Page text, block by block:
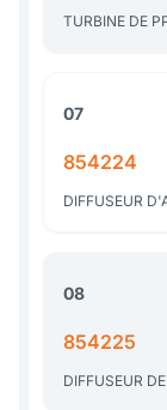
TURBINE DE
07
854224
DIFFUSEUR
08
854225
DIFFUSEUR